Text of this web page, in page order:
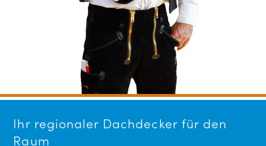
Ihr regionaler Dachdecker für den
Raum